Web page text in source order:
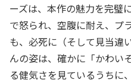
ーズは、本作の魅力を完璧
で怒られ、空腹に耐え、プ
も、必死に（そして見当違
んの姿は、確かに「かわい
る健気さを見ているうちに